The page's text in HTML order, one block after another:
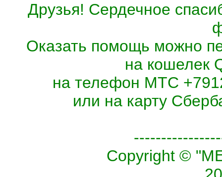
Друзья! Сердечное
Оказать помощь можно
на кошелек
на телефон МТС
или на карту
Copyright ©